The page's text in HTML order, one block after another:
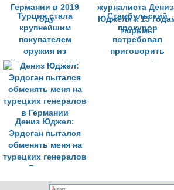
Турция стала
крупнейшим
покупателем
оружия из
Германии в 2019
году
Стамбульский
прокурор
потребовал
приговорить
журналиста Дениза
Дениз Юджел:
Эрдоган пытался
обменять меня на
турецких генералов
в Германии